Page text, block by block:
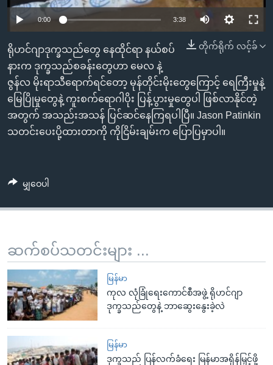
ကျော်
ကြည့်
ရန်
ရှာဖွေ
ရန်
နေရာ
ဘာသာစကားများ
0:00 3:38
တိုက်ရိုက် လင့်ခ်
ရိုဟင်ဂျာဒုက္ခသည်တွေ နေထိုင်ရာ နယ်စပ်
နားက ဒုက္ခသည်စခန်းတွေဟာ မေလ နဲ့
ဇွန်လ မိုးရာသီရောက်ရင်တော့ မုန်တိုင်းမိုးတွေကြောင့် ရေကြီးမှုနဲ့
မြေပြိုမှုတွေနဲ့ ကူးစက်ရောဂါပိုး ပြန့်ပွားမှုတွေပါ ဖြစ်လာနိုင်တဲ့
အတွက် အသည်းအသန် ပြင်ဆင်နေကြရပါပြီ။ Jason Patinkin
သတင်းပေးပို့ထားတာကို ကိုငြိမ်းချမ်းက ပြောပြမှာပါ။
မျှဝေပါ
ဆက်စပ်သတင်းများ ...
မြန်မာ
ကုလ လုံခြုံရေးကောင်စီအဖွဲ့ ရိုဟင်ဂျာ
ဒုက္ခသည်တွေနဲ့ ဘာဆွေးနွေးခဲ့လဲ
မြန်မာ
ဒုက္ခသည် ပြန်လက်ခံရေး မြန်မာအရှိန်မြှင့်ဖို့